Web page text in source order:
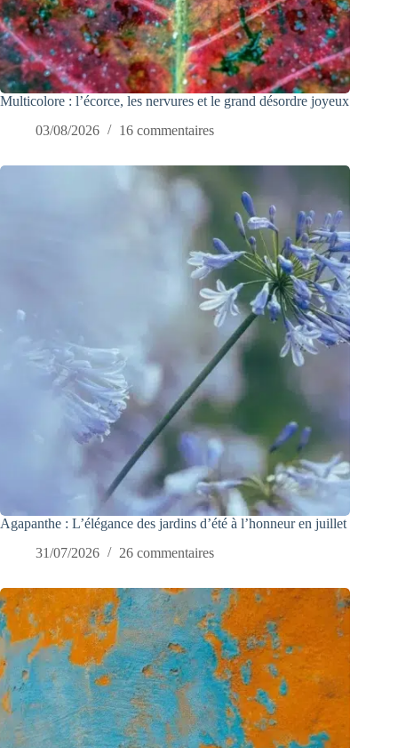
Multicolore : l’écorce, les nervures et le grand désordre joyeux
03/08/2026
16 commentaires
Agapanthe : L’élégance des jardins d’été à l’honneur en juillet
31/07/2026
26 commentaires